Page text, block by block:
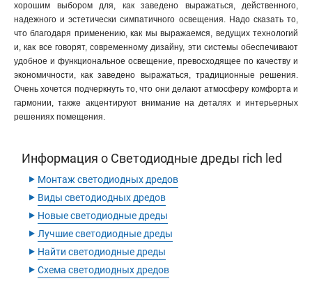
хорошим выбором для, как заведено выражаться, действенного,
надежного и эстетически симпатичного освещения. Надо сказать то,
что благодаря применению, как мы выражаемся, ведущих технологий
и, как все говорят, современному дизайну, эти системы обеспечивают
удобное и функциональное освещение, превосходящее по качеству и
экономичности, как заведено выражаться, традиционные решения.
Очень хочется подчеркнуть то, что они делают атмосферу комфорта и
гармонии, также акцентируют внимание на деталях и интерьерных
решениях помещения.
Информация о Светодиодные дреды rich led
‣ Монтаж светодиодных дредов
‣ Виды светодиодных дредов
‣ Новые светодиодные дреды
‣ Лучшие светодиодные дреды
‣ Найти светодиодные дреды
‣ Схема светодиодных дредов